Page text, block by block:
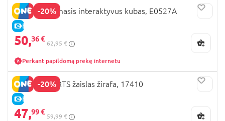
-20%
E-KAINA
HAPE lavinamasis interaktyvus kubas, E0527A
50,36 €
62,95 €
Perkant papildomą prekę internetu
-20%
E-KAINA
BRIGHT STARTS žaislas žirafa, 17410
47,99 €
59,99 €